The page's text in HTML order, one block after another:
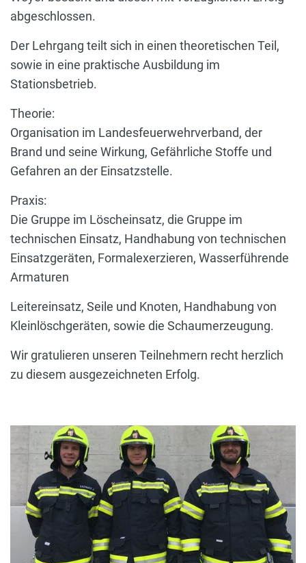
abgeschlossen.
Der Lehrgang teilt sich in einen theoretischen Teil,
sowie in eine praktische Ausbildung im
Stationsbetrieb.
Theorie:
Organisation im Landesfeuerwehrverband, der
Brand und seine Wirkung, Gefährliche Stoffe und
Gefahren an der Einsatzstelle.
Praxis:
Die Gruppe im Löscheinsatz, die Gruppe im
technischen Einsatz, Handhabung von technischen
Einsatzgeräten, Formalexerzieren, Wasserführende
Armaturen
Leitereinsatz, Seile und Knoten, Handhabung von
Kleinlöschgeräten, sowie die Schaumerzeugung.
Wir gratulieren unseren Teilnehmern recht herzlich
zu diesem ausgezeichneten Erfolg.